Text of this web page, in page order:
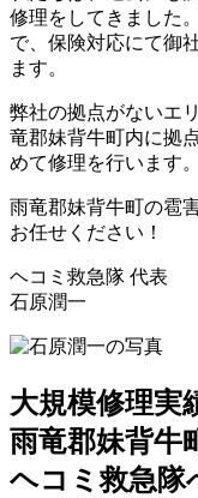
修理をしてきました
で、保険対応にて御
ます。
弊社の拠点がないエ
竜郡妹背牛町内に拠
めて修理を行います。
雨竜郡妹背牛町の雹
お任せください！
ヘコミ救急隊 代表
石原潤一
大規模修理実
雨竜郡妹背牛
ヘコミ救急隊